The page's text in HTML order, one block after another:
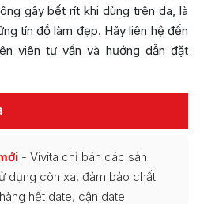
gây bết rít khi dùng trên da, là
tín đồ làm đẹp. Hãy liên hệ đến
viên tư vấn và hướng dẫn đặt
- Vivita chỉ bán các sản
dụng còn xa, đảm bảo chất
hết date, cận date.